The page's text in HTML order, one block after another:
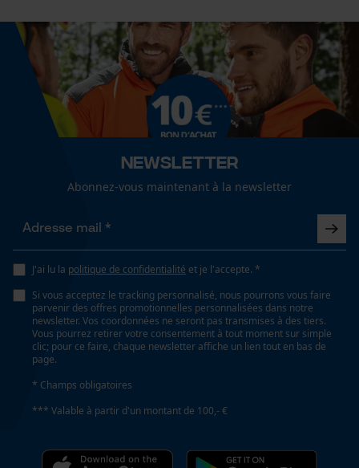
Newsletter
Abonnez-vous maintenant à la newsletter
J'ai lu la politique de confidentialité et je l'accepte. *
Si vous acceptez le tracking personnalisé, nous pourrons vous faire
parvenir des offres promotionnelles personnalisées dans notre
newsletter. Vos coordonnées ne seront pas transmises à des tiers.
Vous pourrez retirer votre consentement à tout moment sur simple
clic; pour ce faire, chaque newsletter affiche un lien tout en bas de
page.
* Champs obligatoires
*** Valable à partir d'un montant de 100,- €
Loop54 Personalization
Page d'accueil personnalisée
Panier sauvegardé
Salutation personnelle
Géo-IP et détection des
utilisateurs
Vidéos YouTube
Google Maps
Cookies marketing
Google Global Site Tag
Event Tracking
Facebook Pixel